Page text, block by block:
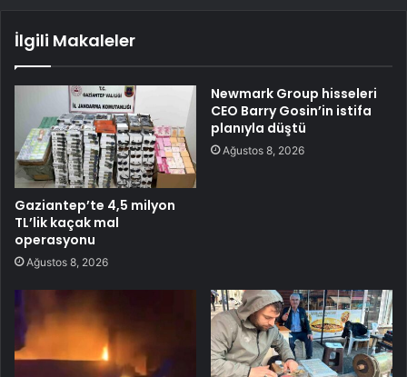
İlgili Makaleler
Gaziantep’te 4,5 milyon
TL’lik kaçak mal
operasyonu
Ağustos 8, 2026
Newmark Group hisseleri
CEO Barry Gosin’in istifa
planıyla düştü
Ağustos 8, 2026